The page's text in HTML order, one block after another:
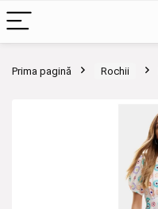
Prima pagină Rochii